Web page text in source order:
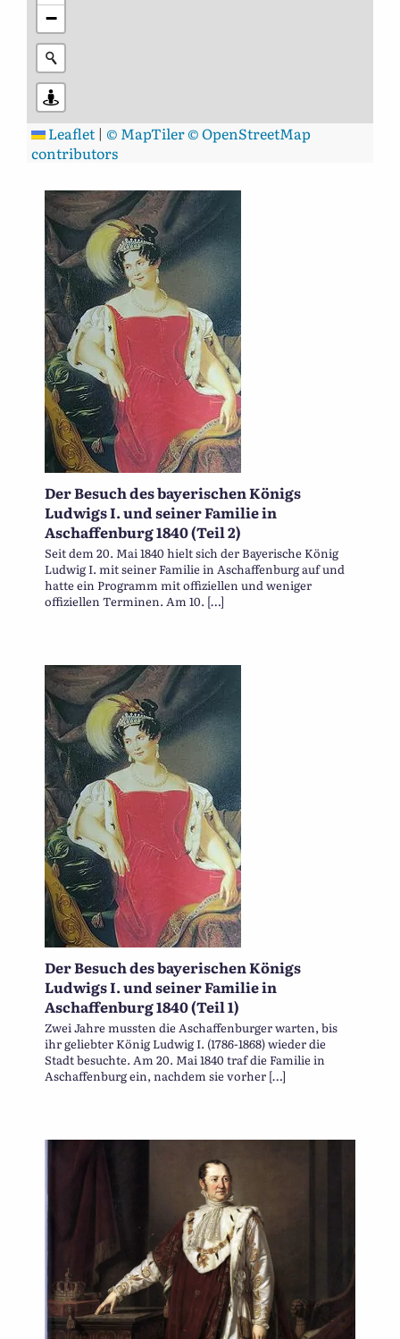
−
Leaflet | © MapTiler© OpenStreetMap
contributors
Der Besuch des bayerischen Königs
Ludwigs I. und seiner Familie in
Aschaffenburg 1840 (Teil 2)
Seit dem 20. Mai 1840 hielt sich der Bayerische König
Ludwig I. mit seiner Familie in Aschaffenburg auf und
hatte ein Programm mit offiziellen und weniger
offiziellen Terminen. Am 10. […]
Der Besuch des bayerischen Königs
Ludwigs I. und seiner Familie in
Aschaffenburg 1840 (Teil 1)
Zwei Jahre mussten die Aschaffenburger warten, bis
ihr geliebter König Ludwig I. (1786-1868) wieder die
Stadt besuchte. Am 20. Mai 1840 traf die Familie in
Aschaffenburg ein, nachdem sie vorher […]